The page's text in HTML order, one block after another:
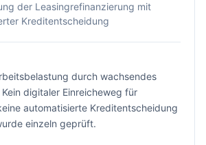
der Leasingrefinanzierung mit
Kreditentscheidung
durch wachsendes
digitaler Einreicheweg für
automatisierte Kreditentscheidung
einzeln geprüft.